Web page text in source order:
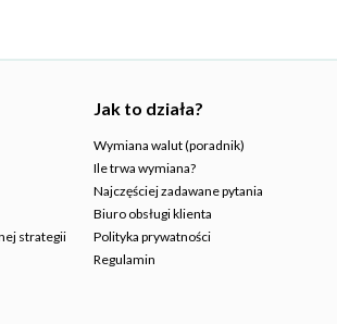
strategii
Jak to działa?
Wymiana walut (poradnik)
Ile trwa wymiana?
Najczęściej zadawane pytania
Biuro obsługi klienta
Polityka prywatności
Regulamin